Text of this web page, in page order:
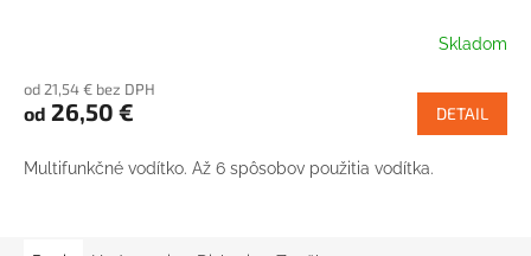
Skladom
od 21,54 € bez DPH
od 26,50 € DETAIL
Multifunkčné vodítko. Až 6 spôsobov použitia vodítka.